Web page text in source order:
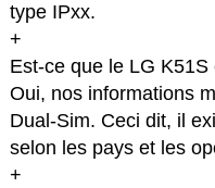
type IPxx.
+
Est-ce que le LG
Oui, nos informations
Dual-Sim. Ceci dit, il
selon les pays et les
+